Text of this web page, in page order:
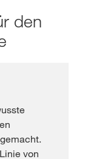
den
von